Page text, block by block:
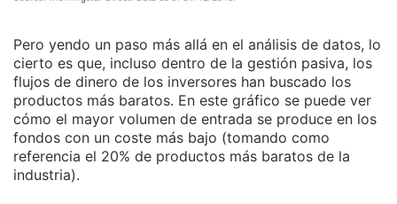
Pero yendo un paso más allá en el análisis de datos, lo
cierto es que, incluso dentro de la gestión pasiva, los
flujos de dinero de los inversores han buscado los
productos más baratos. En este gráfico se puede ver
cómo el mayor volumen de entrada se produce en los
fondos con un coste más bajo (tomando como
referencia el 20% de productos más baratos de la
industria).